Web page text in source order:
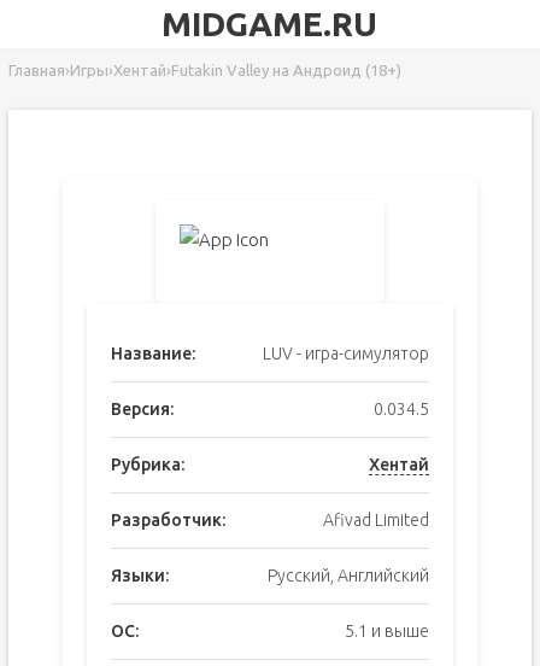
MIDGAME.RU
Главная›Игры›Хентай›Futakin Valley на Андроид (18+)
Название: LUV - игра-симулятор
Версия: 0.034.5
Рубрика: Хентай
Разработчик: Afivad Limited
Языки: Русский, Английский
ОС: 5.1 и выше